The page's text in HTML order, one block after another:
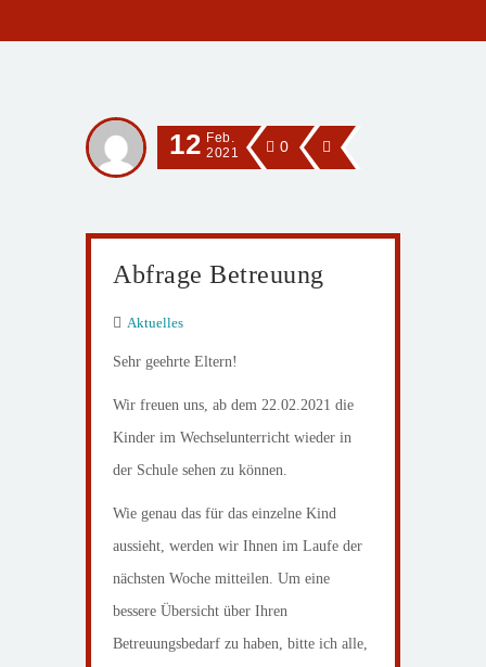
12 Feb.
2021
0
Abfrage Betreuung
Aktuelles
Sehr geehrte Eltern!
Wir freuen uns, ab dem 22.02.2021 die
Kinder im Wechselunterricht wieder in
der Schule sehen zu können.
Wie genau das für das einzelne Kind
aussieht, werden wir Ihnen im Laufe der
nächsten Woche mitteilen. Um eine
bessere Übersicht über Ihren
Betreuungsbedarf zu haben, bitte ich alle,